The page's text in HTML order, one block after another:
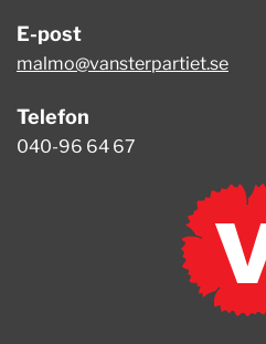
E-post
malmo@vansterpartiet.se
Telefon
040-96 64 67